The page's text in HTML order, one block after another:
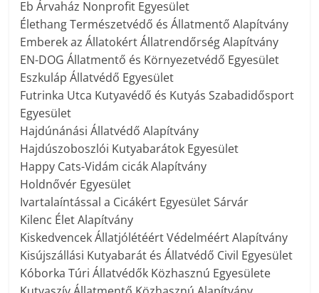
Eb Árvaház Nonprofit Egyesület
Élethang Természetvédő és Állatmentő Alapítvány
Emberek az Állatokért Állatrendőrség Alapítvány
EN-DOG Állatmentő és Környezetvédő Egyesület
Eszkuláp Állatvédő Egyesület
Futrinka Utca Kutyavédő és Kutyás Szabadidősport
Egyesület
Hajdúnánási Állatvédő Alapítvány
Hajdúszoboszlói Kutyabarátok Egyesület
Happy Cats-Vidám cicák Alapítvány
Holdnővér Egyesület
Ivartalaíntással a Cicákért Egyesület Sárvár
Kilenc Élet Alapítvány
Kiskedvencek Állatjólétéért Védelméért Alapítvány
Kisújszállási Kutyabarát és Állatvédő Civil Egyesület
Kóborka Túri Állatvédők Közhasznú Egyesülete